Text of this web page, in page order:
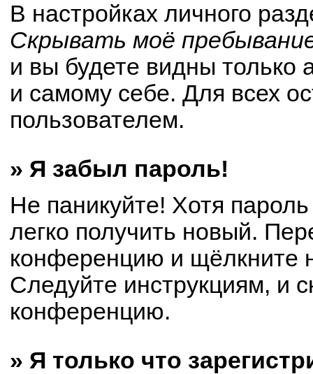
В настройках личного
Скрывать моё
и вы будете видны только
и самому себе. Для всех
пользователем.
» Я забыл пароль!
Не паникуйте! Хотя
легко получить новый.
конференцию и щёлкните
Следуйте инструкциям, и
конференцию.
» Я только что